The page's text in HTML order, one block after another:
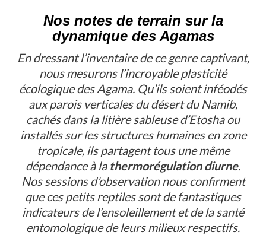
Nos notes de terrain sur la
dynamique des Agamas
En dressant l’inventaire de ce genre captivant,
nous mesurons l’incroyable plasticité
écologique desAgama. Qu’ils soient inféodés
aux parois verticales du désert du Namib,
cachés dans la litière sableuse d’Etosha ou
installés sur les structures humaines en zone
tropicale, ils partagent tous une même
dépendance à la thermorégulation diurne.
Nos sessions d’observation nous confirment
que ces petits reptiles sont de fantastiques
indicateurs de l’ensoleillement et de la santé
entomologique de leurs milieux respectifs.